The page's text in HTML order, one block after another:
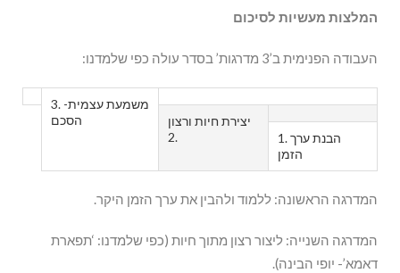
המלצות מעשיות לסיכום
העבודה הפנימית ב’3 מדרגות’ בסדר עולה כפי שלמדנו:
3. משמעת עצמית-
הסכם
יצירת חיות ורצון
.2
1. הבנת ערך
הזמן
המדרגה הראשונה: ללמוד ולהבין את ערך הזמן היקר.
המדרגה השנייה: ליצור רצון מתוך חיות (כפי שלמדנו: ‘תפארת
דאמא’- יופי הבינה).